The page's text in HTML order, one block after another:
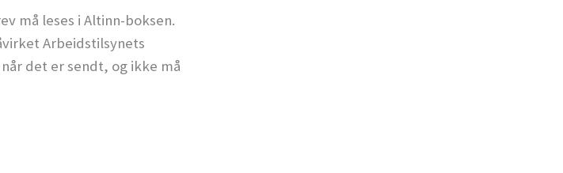
må leses i Altinn-boksen.
Arbeidstilsynets
det er sendt, og ikke må